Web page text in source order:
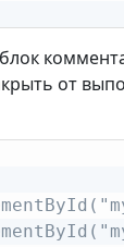
от